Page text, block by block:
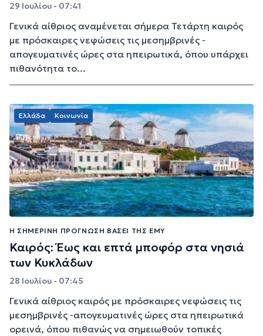
29 Ιουλίου - 07:41
Γενικά αίθριος αναμένεται σήμερα Τετάρτη καιρός
με πρόσκαιρες νεφώσεις τις μεσημβρινές -
απογευματινές ώρες στα ηπειρωτικά, όπου υπάρχει
πιθανότητα το...
Ελλάδα Κοινωνία
Η ΣΗΜΕΡΙΝΉ ΠΡΌΓΝΩΣΗ ΒΆΣΕΙ ΤΗΣ ΕΜΥ
Καιρός: Έως και επτά μποφόρ στα νησιά
των Κυκλάδων
28 Ιουλίου - 07:45
Γενικά αίθριος καιρός με πρόσκαιρες νεφώσεις τις
μεσημβρινές -απογευματινές ώρες στα ηπειρωτικά
ορεινά, όπου πιθανώς να σημειωθούν τοπικές